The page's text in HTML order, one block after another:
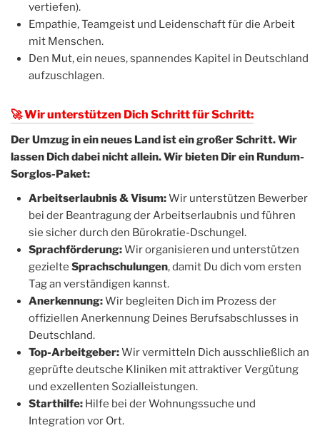
vertiefen).
Empathie, Teamgeist und Leidenschaft für die Arbeit
mit Menschen.
Den Mut, ein neues, spannendes Kapitel in Deutschland
aufzuschlagen.
🚀 Wir unterstützen Dich Schritt für Schritt:
Der Umzug in ein neues Land ist ein großer Schritt. Wir
lassen Dich dabei nicht allein. Wir bieten Dir ein Rundum-
Sorglos-Paket:
Arbeitserlaubnis & Visum:Wir unterstützen Bewerber
bei der Beantragung der Arbeitserlaubnis und führen
sie sicher durch den Bürokratie-Dschungel.
Sprachförderung:Wir organisieren und unterstützen
gezielte Sprachschulungen, damit Du dich vom ersten
Tag an verständigen kannst.
Anerkennung:Wir begleiten Dich im Prozess der
offiziellen Anerkennung Deines Berufsabschlusses in
Deutschland.
Top-Arbeitgeber:Wir vermitteln Dich ausschließlich an
geprüfte deutsche Kliniken mit attraktiver Vergütung
und exzellenten Sozialleistungen.
Starthilfe: Hilfe bei der Wohnungssuche und
Integration vor Ort.